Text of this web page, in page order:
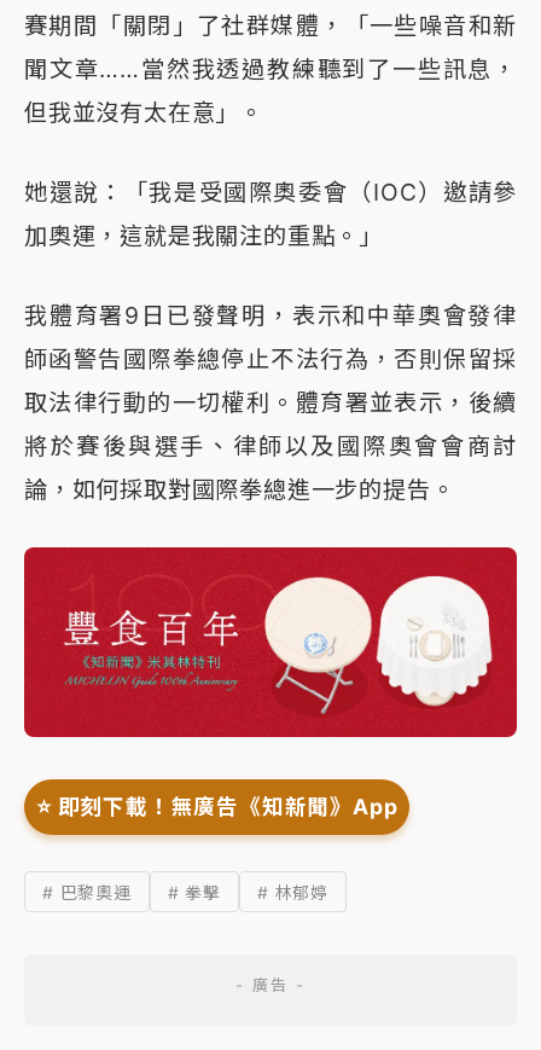
賽期間「關閉」了社群媒體，「一些噪音和新
聞文章……當然我透過教練聽到了一些訊息，
但我並沒有太在意」。
她還說：「我是受國際奧委會（IOC）邀請參
加奧運，這就是我關注的重點。」
我體育署9日已發聲明，表示和中華奧會發律
師函警告國際拳總停止不法行為，否則保留採
取法律行動的一切權利。體育署並表示，後續
將於賽後與選手、律師以及國際奧會會商討
論，如何採取對國際拳總進一步的提告。
⭐️ 即刻下載！無廣告《知新聞》App
# 巴黎奧運 # 拳擊 # 林郁婷